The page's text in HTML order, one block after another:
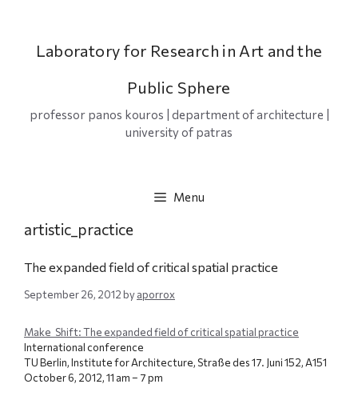
Laboratory for Research in Art and the
Public Sphere
professor panos kouros | department of architecture |
university of patras
Menu
artistic_practice
The expanded field of critical spatial practice
September 26, 2012byaporrox
Make_Shift: The expanded field of critical spatial practice
International conference
TU Berlin, Institute for Architecture, Straße des 17. Juni 152, A151
October 6, 2012, 11 am – 7 pm